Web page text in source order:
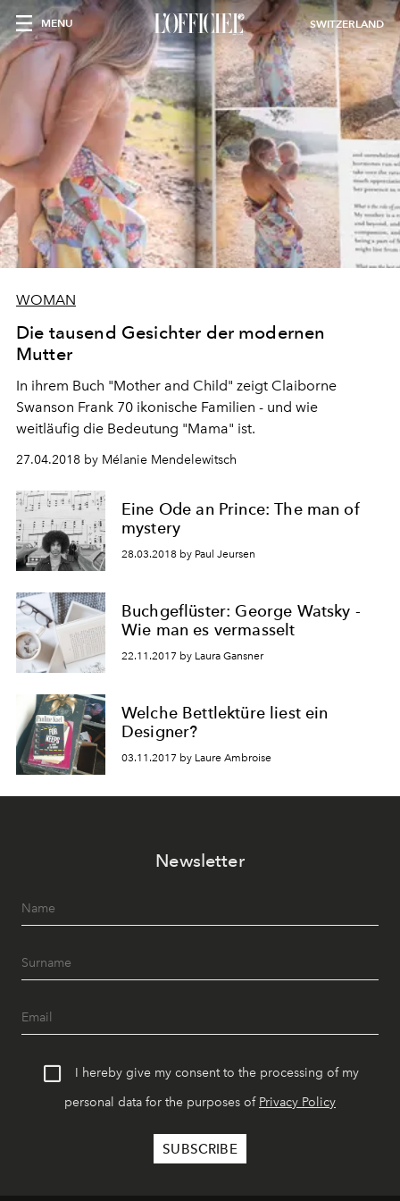
MENU SWITZERLAND
WOMAN
Die tausend Gesichter der modernen
Mutter
In ihrem Buch "Mother and Child" zeigt Claiborne
Swanson Frank 70 ikonische Familien - und wie
weitläufig die Bedeutung "Mama" ist.
27.04.2018 by Mélanie Mendelewitsch
Eine Ode an Prince: The man of
mystery
28.03.2018 by Paul Jeursen
Buchgeflüster: George Watsky -
Wie man es vermasselt
22.11.2017 by Laura Gansner
Welche Bettlektüre liest ein
Designer?
03.11.2017 by Laure Ambroise
Newsletter
I hereby give my consent to the processing of my
personal data for the purposes of Privacy Policy